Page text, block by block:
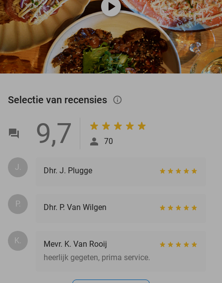
play_circle
Selectie van recensies info_outlined
9,7 70
J. Dhr. J. Plugge
P. Dhr. P. Van Wilgen
K.
Mevr. K. Van Rooij
heerlijk gegeten, prima service.